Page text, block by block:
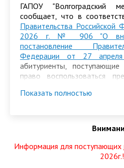
ГАПОУ "Волгоградский
сообщает, что в
Правительства
2026 г. № 906 "О
постановление
Федерации от 27
абитуриенты,
право воспользоваться
заключении договора о
бюджетных ассигнований
поступающему и его
необходимо лично
Показать полностью
Информация для поступающих
2026г.!